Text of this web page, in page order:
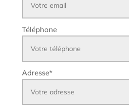
Téléphone
Adresse*